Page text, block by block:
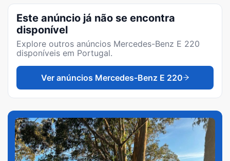
Este anúncio já não se encontra
disponível
Explore outros anúncios Mercedes-Benz E 220
disponíveis em Portugal.
Ver anúncios Mercedes-Benz E 220